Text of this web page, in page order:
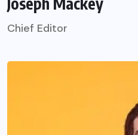
Chief Editor